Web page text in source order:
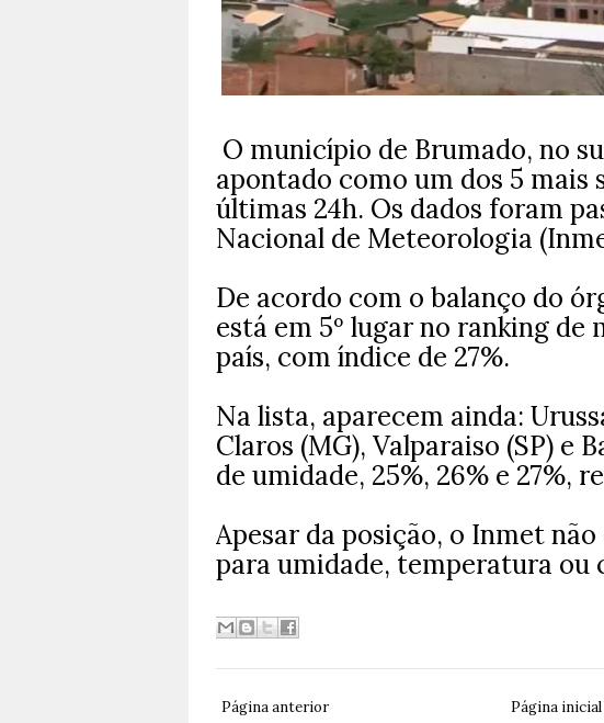
O município de Brumado, no
apontado como um dos 5 mais
últimas 24h. Os dados foram
Nacional de Meteorologia
De acordo com o balanço do
está em 5º lugar no ranking de
país, com índice de 27%.
Na lista, aparecem ainda:
Claros (MG), Valparaiso (SP) e
de umidade, 25%, 26% e 27%,
Apesar da posição, o Inmet
para umidade, temperatura ou
Página anterior Página inicial